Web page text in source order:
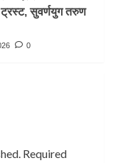
ट्रस्ट, सुवर्णयुग तरुण
0
Required